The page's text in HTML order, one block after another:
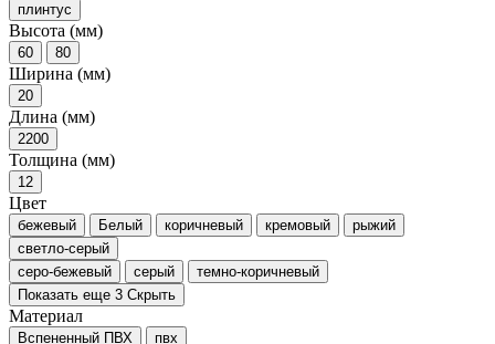
плинтус
Высота (мм)
60 80
Ширина (мм)
20
Длина (мм)
2200
Толщина (мм)
12
Цвет
бежевый Белый коричневый кремовый
рыжий
светло-серый
серо-бежевый
серый
темно-коричневый
Показать еще 3 Скрыть
Материал
Вспененный ПВХ пвх